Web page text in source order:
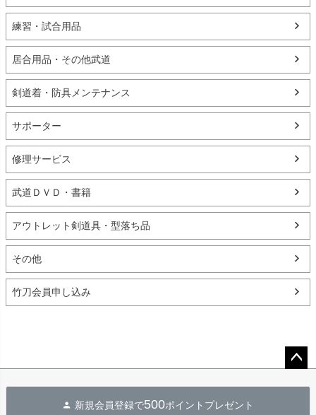
練習・試合用品
居合用品・その他武道
剣道着・防具メンテナンス
サポーター
修理サービス
武道ＤＶＤ・書籍
アウトレット剣道具・型落ち品
その他
竹刀会員申し込み
新規会員登録で500ポイントプレゼント